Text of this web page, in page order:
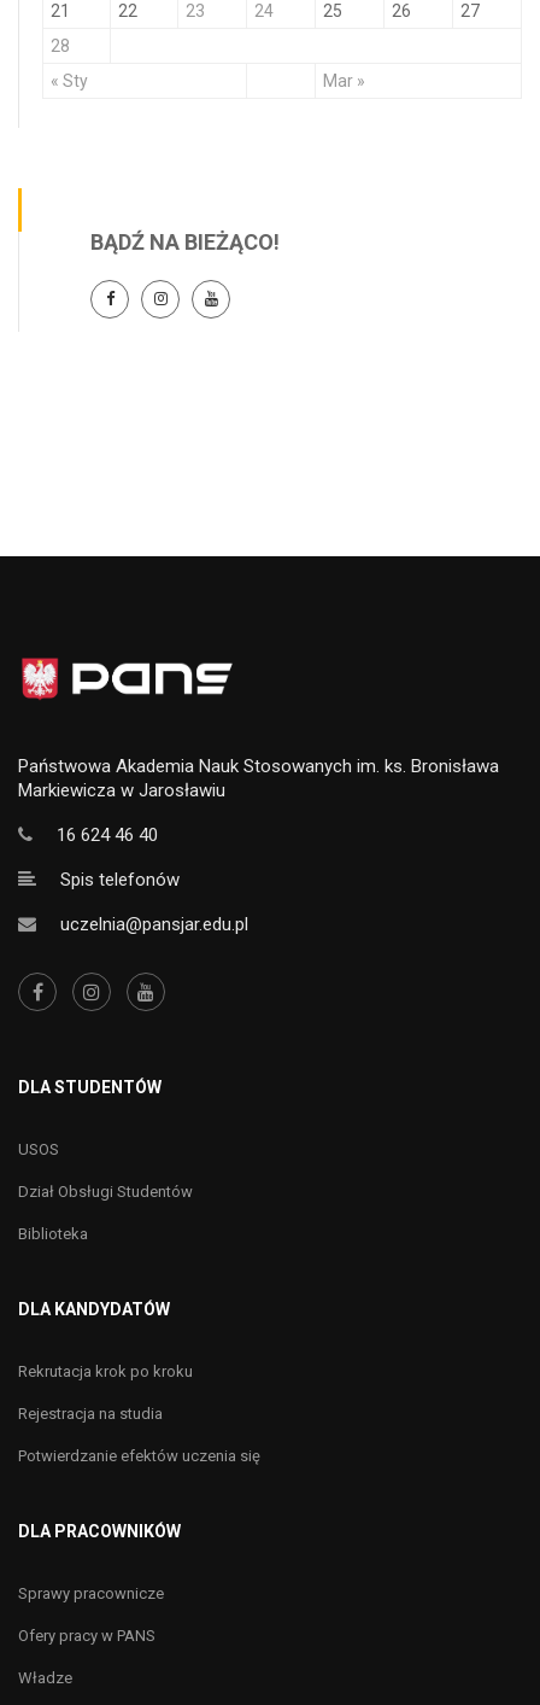
« Sty Mar »
21 22 23 24 25 26
27
28
BĄDŹ NA BIEŻĄCO!
Państwowa Akademia Nauk Stosowanych im. ks. Bronisława
Markiewicza w Jarosławiu
16 624 46 40
Spis telefonów
uczelnia@pansjar.edu.pl
DLA STUDENTÓW
USOS
Dział Obsługi Studentów
Biblioteka
DLA KANDYDATÓW
Rekrutacja krok po kroku
Rejestracja na studia
Potwierdzanie efektów uczenia się
DLA PRACOWNIKÓW
Sprawy pracownicze
Ofery pracy w PANS
Władze